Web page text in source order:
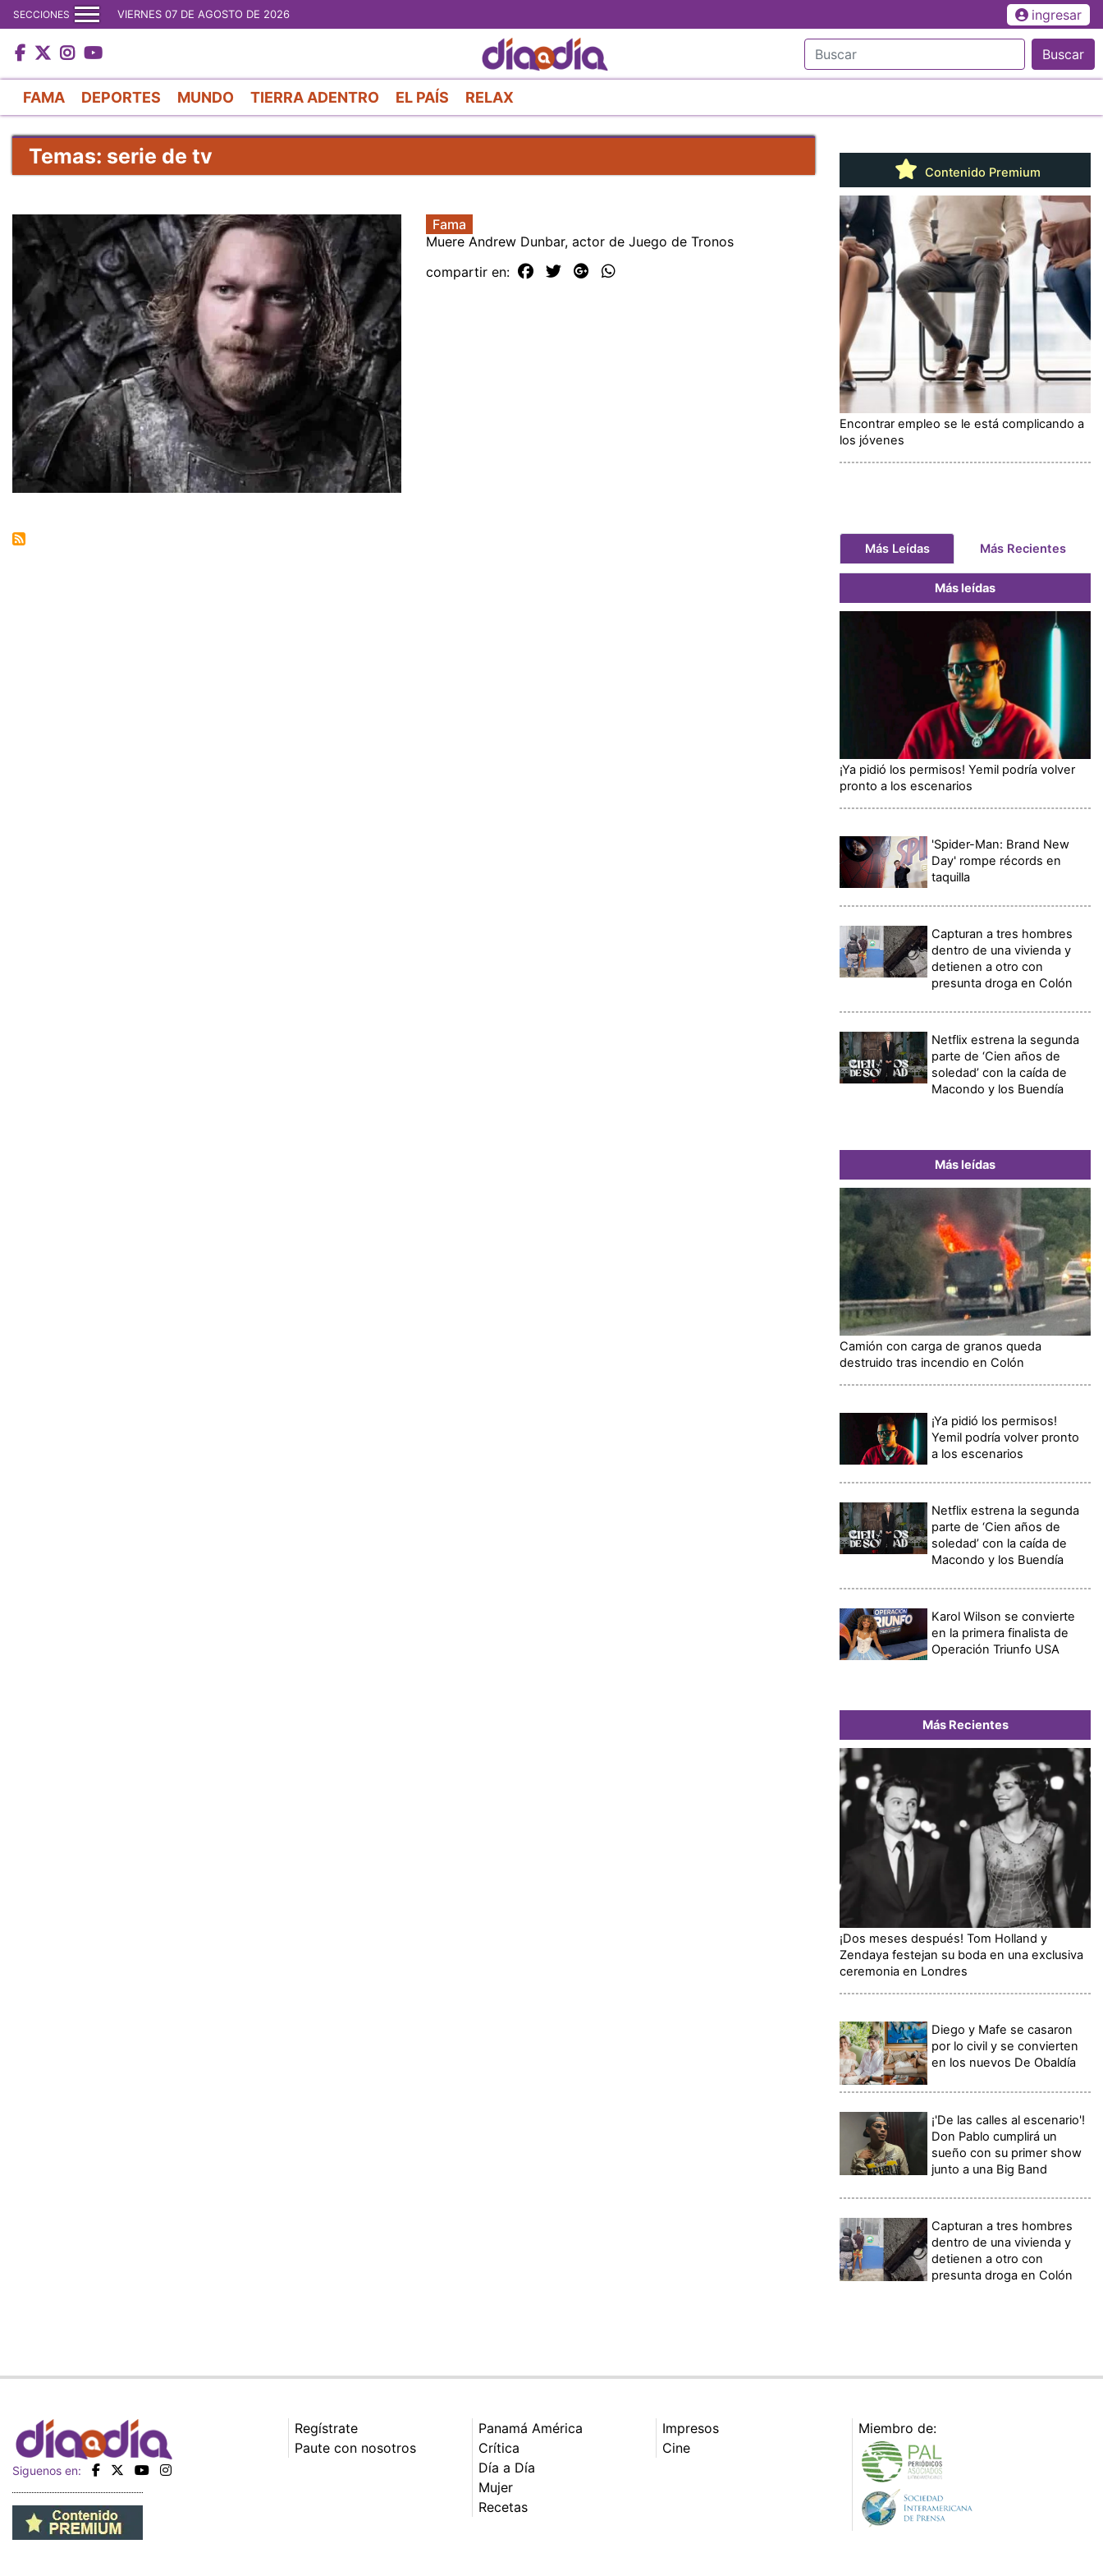
al
contenido
principal
SECCIONES VIERNES 07 DE AGOSTO DE 2026 ingresar
Buscar
FAMA DEPORTES MUNDO TIERRA ADENTRO EL PAÍS RELAX
Temas: serie de tv
Fama
Muere Andrew Dunbar, actor de Juego de Tronos
compartir en:
Contenido Premium
Encontrar empleo se le está complicando a
los jóvenes
Más Leídas Más Recientes
Más leídas
¡Ya pidió los permisos! Yemil podría volver
pronto a los escenarios
'Spider-Man: Brand New
Day' rompe récords en
taquilla
Capturan a tres hombres
dentro de una vivienda y
detienen a otro con
presunta droga en Colón
Netflix estrena la segunda
parte de ‘Cien años de
soledad’ con la caída de
Macondo y los Buendía
Más leídas
Camión con carga de granos queda
destruido tras incendio en Colón
¡Ya pidió los permisos!
Yemil podría volver pronto
a los escenarios
Netflix estrena la segunda
parte de ‘Cien años de
soledad’ con la caída de
Macondo y los Buendía
Karol Wilson se convierte
en la primera finalista de
Operación Triunfo USA
Más Recientes
¡Dos meses después! Tom Holland y
Zendaya festejan su boda en una exclusiva
ceremonia en Londres
Diego y Mafe se casaron
por lo civil y se convierten
en los nuevos De Obaldía
¡'De las calles al escenario'!
Don Pablo cumplirá un
sueño con su primer show
junto a una Big Band
Capturan a tres hombres
dentro de una vivienda y
detienen a otro con
presunta droga en Colón
Siguenos en:
Regístrate
Paute con nosotros
Panamá América
Crítica
Día a Día
Mujer
Recetas
Impresos
Cine
Miembro de: